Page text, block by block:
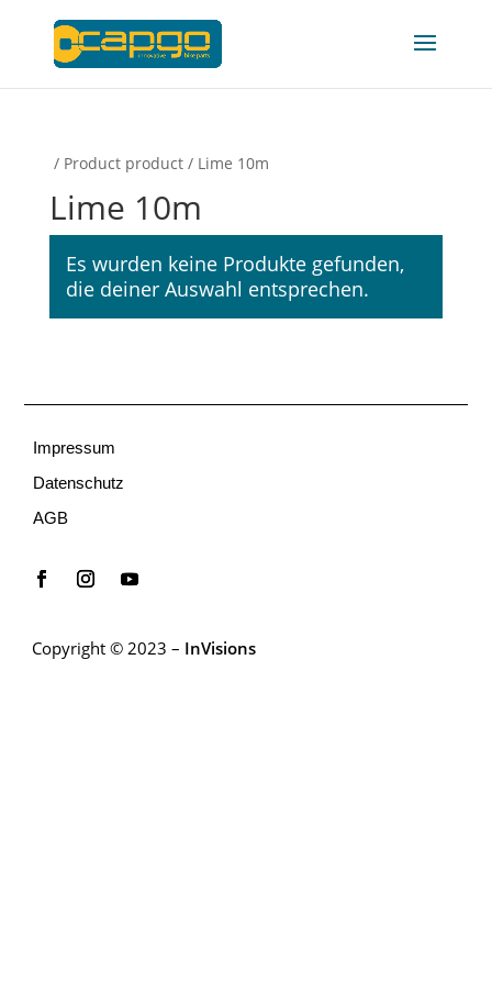
/ Product product / Lime 10m
Lime 10m
Es wurden keine Produkte gefunden,
die deiner Auswahl entsprechen.
Impressum
Datenschutz
AGB
Copyright © 2023 – InVisions